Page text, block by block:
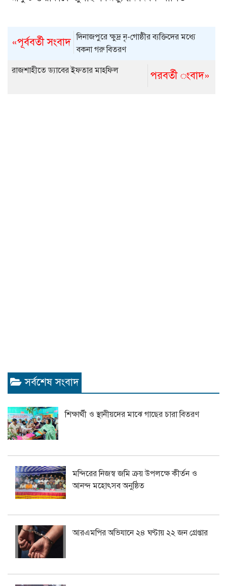
«পূর্ববর্তী সংবাদ দিনাজপুরে ক্ষুদ্র নৃ-গোষ্ঠীর ব্যক্তিদের মধ্যে
বকনা গরু বিতরণ
পরবর্তী ংবাদ»
রাজশাহীতে ড্যাবের ইফতার মাহফিল
সর্বশেষ সংবাদ
শিক্ষার্থী ও স্থানীয়দের মাঝে গাছের চারা বিতরণ
মন্দিরের নিজস্ব জমি ক্রয় উপলক্ষে কীর্তন ও
আনন্দ মহোৎসব অনুষ্ঠিত
আরএমপির অভিযানে ২৪ ঘণ্টায় ২২ জন গ্রেপ্তার